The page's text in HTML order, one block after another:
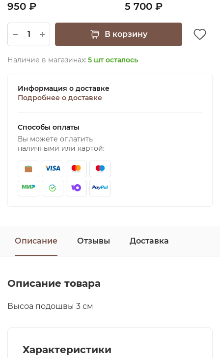
950 ₽ 5 700 ₽
В корзину
Наличие в магазинах: 5 шт осталось
Информация о доставке
Подробнее о доставке
Способы оплаты
Вы можете оплатить
наличными или картой:
Описание Отзывы Доставка
Описание товара
Высоа подошвы 3 см
Характеристики